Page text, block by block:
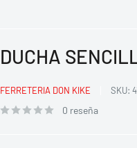
DUCHA
FERRETERIA DON KIKE SKU:
0 reseña